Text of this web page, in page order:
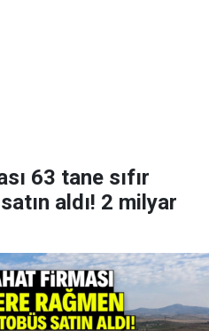
63 tane sıfır
aldı! 2 milyar